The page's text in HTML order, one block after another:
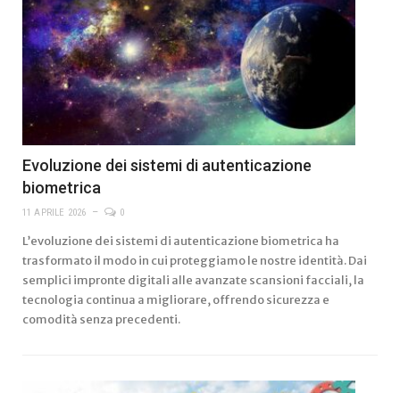
Evoluzione dei sistemi di autenticazione
biometrica
11 APRILE 2026 0
L’evoluzione dei sistemi di autenticazione biometrica ha
trasformato il modo in cui proteggiamo le nostre identità. Dai
semplici impronte digitali alle avanzate scansioni facciali, la
tecnologia continua a migliorare, offrendo sicurezza e
comodità senza precedenti.